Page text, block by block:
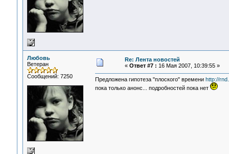
Любовь
Ветеран
Сообщений: 7250
Re: Лента новостей
« Ответ #7 : 16 Мая 2007, 10:39:55 »
Предложена гипотеза "плоского" времени http://
пока только анонс... подробностей пока нет